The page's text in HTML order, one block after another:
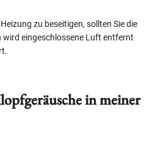
zu beseitigen, sollten Sie die
eingeschlossene Luft entfernt
in meiner